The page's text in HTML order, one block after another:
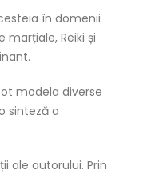
în domenii
Reiki și
modela diverse
sinteză a
ale autorului. Prin